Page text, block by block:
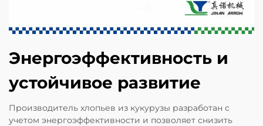
Энергоэффективность и
устойчивое развитие
Производитель хлопьев из кукурузы разработан с
учетом энергоэффективности и позволяет снизить